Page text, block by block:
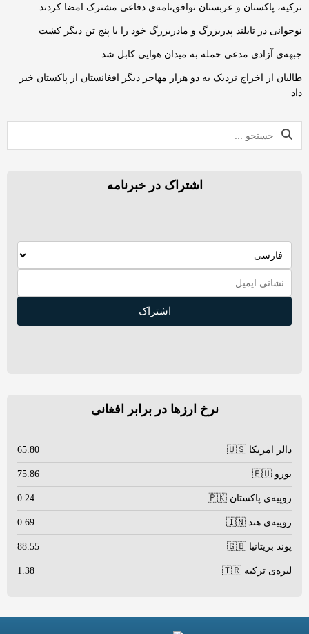
ترکیه، پاکستان و عربستان توافق‌نامه‌ی دفاعی مشترک امضا کردند
نوجوانی در تایلند پدربزرگ و مادربزرگ خود را با پنج تن دیگر کشت
جبهه‌ی آزادی مدعی حمله به میدان هوایی کابل شد
طالبان از اخراج نزدیک به دو هزار مهاجر دیگر افغانستان از پاکستان خبر
داد
اشتراک در خبرنامه
اشتراک
نرخ ارزها در برابر افغانی
دالر امریکا 🇺🇸 65.80
یورو 🇪🇺 75.86
روپیه‌ی پاکستان 🇵🇰 0.24
روپیه‌ی هند 🇮🇳 0.69
پوند بریتانیا 🇬🇧 88.55
لیره‌ی ترکیه 🇹🇷 1.38